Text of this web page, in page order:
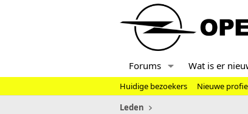
Forums Wat is er
Huidige bezoekers Nieuwe
Leden